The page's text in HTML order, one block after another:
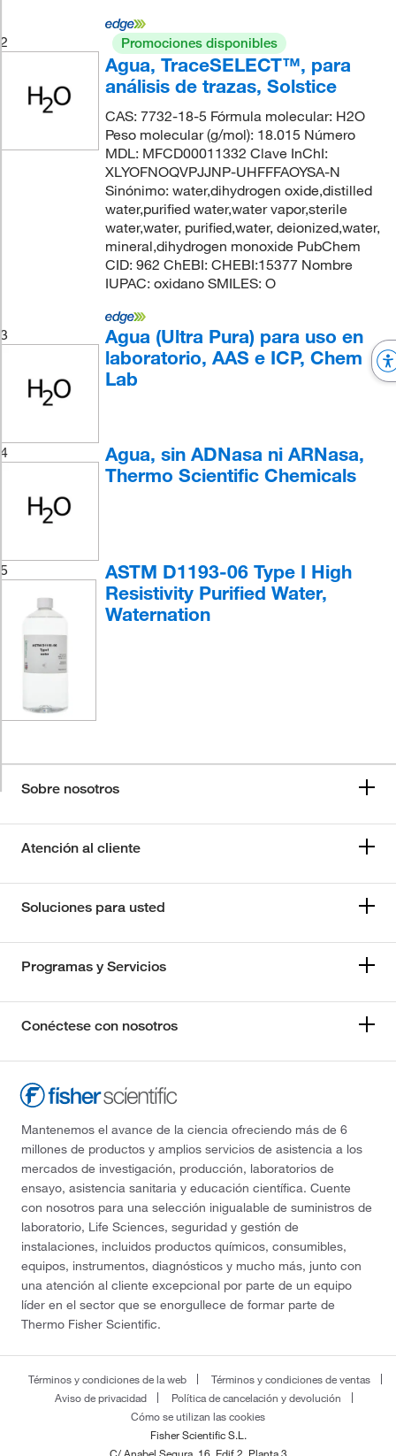
2 Promociones disponibles
Agua, TraceSELECT™, para
análisis de trazas, Solstice
CAS: 7732-18-5 Fórmula molecular: H2O
Peso molecular (g/mol): 18.015 Número
MDL: MFCD00011332 Clave InChI:
XLYOFNOQVPJJNP-UHFFFAOYSA-N
Sinónimo: water,dihydrogen oxide,distilled
water,purified water,water vapor,sterile
water,water, purified,water, deionized,water,
mineral,dihydrogen monoxide PubChem
CID: 962 ChEBI: CHEBI:15377 Nombre
IUPAC: oxidano SMILES: O
3
Agua (Ultra Pura) para uso en
laboratorio, AAS e ICP, Chem
Lab
4
Agua, sin ADNasa ni ARNasa,
Thermo Scientific Chemicals
5
ASTM D1193-06 Type I High
Resistivity Purified Water,
Waternation
Sobre nosotros
Atención al cliente
Soluciones para usted
Programas y Servicios
Conéctese con nosotros
Mantenemos el avance de la ciencia ofreciendo más de 6
millones de productos y amplios servicios de asistencia a los
mercados de investigación, producción, laboratorios de
ensayo, asistencia sanitaria y educación científica. Cuente
con nosotros para una selección inigualable de suministros de
laboratorio, Life Sciences, seguridad y gestión de
instalaciones, incluidos productos químicos, consumibles,
equipos, instrumentos, diagnósticos y mucho más, junto con
una atención al cliente excepcional por parte de un equipo
líder en el sector que se enorgullece de formar parte de
Thermo Fisher Scientific.
Términos y condiciones de la web
Términos y condiciones de ventas
Aviso de privacidad
Política de cancelación y devolución
Cómo se utilizan las cookies
Fisher Scientific S.L.
C/ Anabel Segura, 16. Edif.2. Planta 3